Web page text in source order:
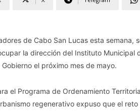
de Cabo San Lucas esta semana,
la dirección del Instituto Municipal
el próximo mes de mayo.
el Programa de Ordenamiento
regenerativo expuso que el